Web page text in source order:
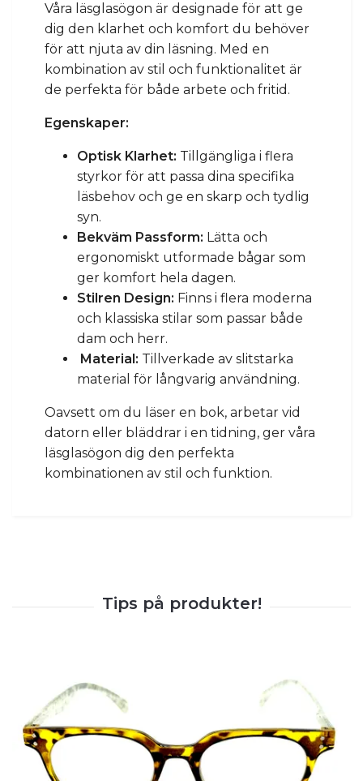
Våra läsglasögon är designade för att ge
dig den klarhet och komfort du behöver
för att njuta av din läsning. Med en
kombination av stil och funktionalitet är
de perfekta för både arbete och fritid.
Egenskaper:
Optisk Klarhet: Tillgängliga i flera
styrkor för att passa dina specifika
läsbehov och ge en skarp och tydlig
syn.
Bekväm Passform: Lätta och
ergonomiskt utformade bågar som
ger komfort hela dagen.
Stilren Design: Finns i flera moderna
och klassiska stilar som passar både
dam och herr.
Material: Tillverkade av slitstarka
material för långvarig användning.
Oavsett om du läser en bok, arbetar vid
datorn eller bläddrar i en tidning, ger våra
läsglasögon dig den perfekta
kombinationen av stil och funktion.